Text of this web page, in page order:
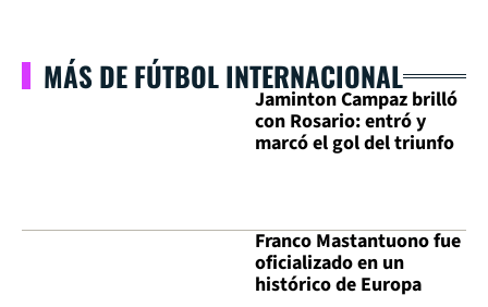
MÁS DE FÚTBOL INTERNACIONAL
Jaminton Campaz brilló
con Rosario: entró y
marcó el gol del triunfo
Franco Mastantuono fue
oficializado en un
histórico de Europa